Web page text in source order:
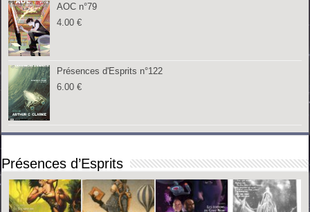
AOC n°79
4.00€
Présences d'Esprits n°122
6.00€
Présences d’Esprits